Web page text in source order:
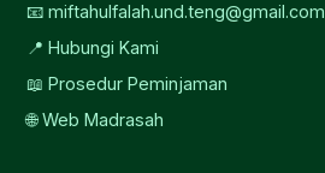
📧 miftahulfalah.und.teng@gmail.com
📍 Hubungi Kami
📖 Prosedur Peminjaman
🌐 Web Madrasah